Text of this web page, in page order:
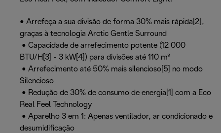
• Arrefeça a sua divisão de forma 30% mais rápida[2],
graças à tecnologia Arctic Gentle Surround
• Capacidade de arrefecimento potente (12 000
BTU/H[3] - 3 kW[4]) para divisões até 110 m³
• Arrefecimento até 50% mais silencioso[5] no modo
Silencioso
• Redução de 30% de consumo de energia[1] com a Eco
Real Feel Technology
• Aparelho 3 em 1: Apenas ventilador, ar condicionado e
desumidificação